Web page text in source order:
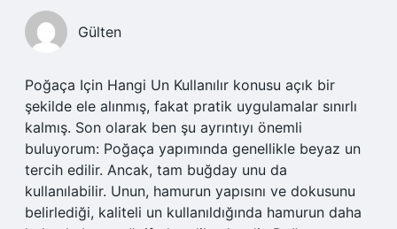
Gülten
Poğaça Için Hangi Un Kullanılır konusu açık bir
şekilde ele alınmış, fakat pratik uygulamalar sınırlı
kalmış. Son olarak ben şu ayrıntıyı önemli
buluyorum: Poğaça yapımında genellikle beyaz un
tercih edilir. Ancak, tam buğday unu da
kullanılabilir. Unun, hamurun yapısını ve dokusunu
belirlediği, kaliteli un kullanıldığında hamurun daha